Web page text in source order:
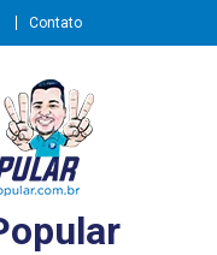
Contato